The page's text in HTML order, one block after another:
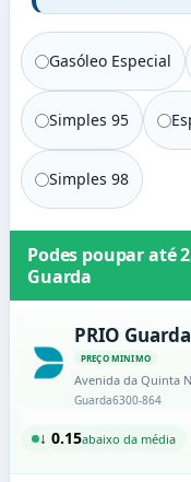
Gasóleo Especial
Simples 95
Simples 98
Podes poupar até
Guarda
PRIO Guarda
PREÇO MINIMO
Avenida da Quinta
Guarda6300-864
↓ 0.15abaixo da média